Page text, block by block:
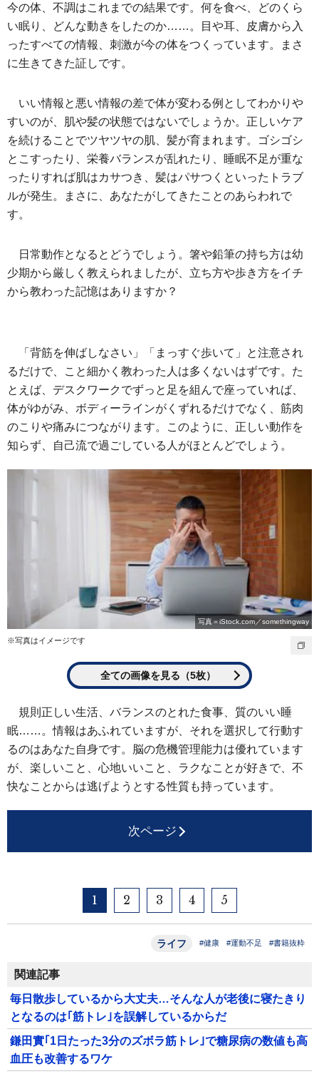
今の体、不調はこれまでの結果です。何を食べ、どのくら
い眠り、どんな動きをしたのか……。目や耳、皮膚から入
ったすべての情報、刺激が今の体をつくっています。まさ
に生きてきた証しです。
いい情報と悪い情報の差で体が変わる例としてわかりや
すいのが、肌や髪の状態ではないでしょうか。正しいケア
を続けることでツヤツヤの肌、髪が育まれます。ゴシゴシ
とこすったり、栄養バランスが乱れたり、睡眠不足が重な
ったりすれば肌はカサつき、髪はパサつくといったトラブ
ルが発生。まさに、あなたがしてきたことのあらわれで
す。
日常動作となるとどうでしょう。箸や鉛筆の持ち方は幼
少期から厳しく教えられましたが、立ち方や歩き方をイチ
から教わった記憶はありますか？
「背筋を伸ばしなさい」「まっすぐ歩いて」と注意され
るだけで、こと細かく教わった人は多くないはずです。た
とえば、デスクワークでずっと足を組んで座っていれば、
体がゆがみ、ボディーラインがくずれるだけでなく、筋肉
のこりや痛みにつながります。このように、正しい動作を
知らず、自己流で過ごしている人がほとんどでしょう。
写真＝iStock.com／somethingway
※写真はイメージです
全ての画像を見る（5枚）
規則正しい生活、バランスのとれた食事、質のいい睡
眠……。情報はあふれていますが、それを選択して行動す
るのはあなた自身です。脳の危機管理能力は優れています
が、楽しいこと、心地いいこと、ラクなことが好きで、不
快なことからは逃げようとする性質も持っています。
次ページ
1 2 3 4 5
ライフ #健康 #運動不足 #書籍抜粋
関連記事
毎日散歩しているから大丈夫…そんな人が老後に寝たきり
となるのは｢筋トレ｣を誤解しているからだ
鎌田實｢1日たった3分のズボラ筋トレ｣で糖尿病の数値も高
血圧も改善するワケ